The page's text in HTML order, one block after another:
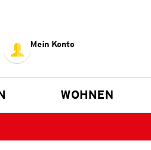
Mein Konto
WOHNEN